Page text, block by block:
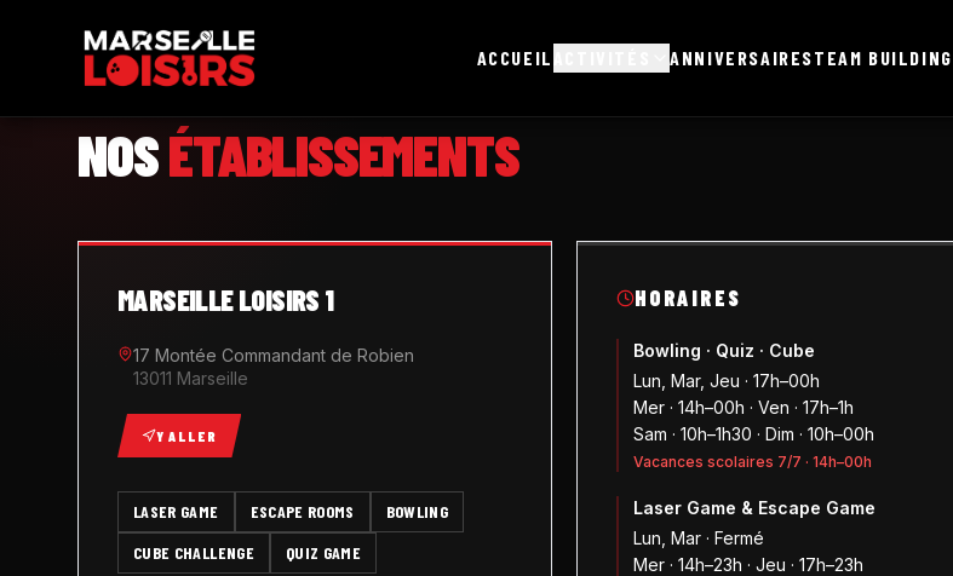
ACCUEIL ANNIVERSAIRESTEAM BUILDING
NOSÉTABLISSEMENTS
MARSEILLE LOISIRS 1
17 Montée Commandant de Robien
13011 Marseille
Y ALLER
LASER GAME ESCAPE ROOMS
BOWLING
CUBE CHALLENGE
QUIZ GAME
HORAIRES
Bowling · Quiz · Cube
Lun, Mar, Jeu · 17h–00h
Mer · 14h–00h · Ven · 17h–1h
Sam · 10h–1h30 · Dim · 10h–00h
Vacances scolaires 7/7 · 14h–00h
Laser Game & Escape Game
Lun, Mar · Fermé
Mer · 14h–23h · Jeu · 17h–23h